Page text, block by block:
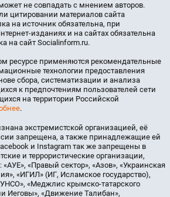
не совпадать с мнением авторов.
цитировании материалов сайта
на источник обязательна, при
изданиях и на сайтах обязательна
на сайт Socialinform.ru.
ресурсе применяются рекомендательные
технологии предоставления
сбора, систематизации и анализа
к предпочтениям пользователей сети
на территории Российской
.
экстремистской организацией, её
запрещена, а также принадлежащие ей
и Instagram так же запрещены в
и террористические организации,
«Правый сектор», «Азов», «Украинская
«ИГИЛ» (ИГ, Исламское государство),
«Меджлис крымско-татарского
Иеговы», «Движение Талибан»,